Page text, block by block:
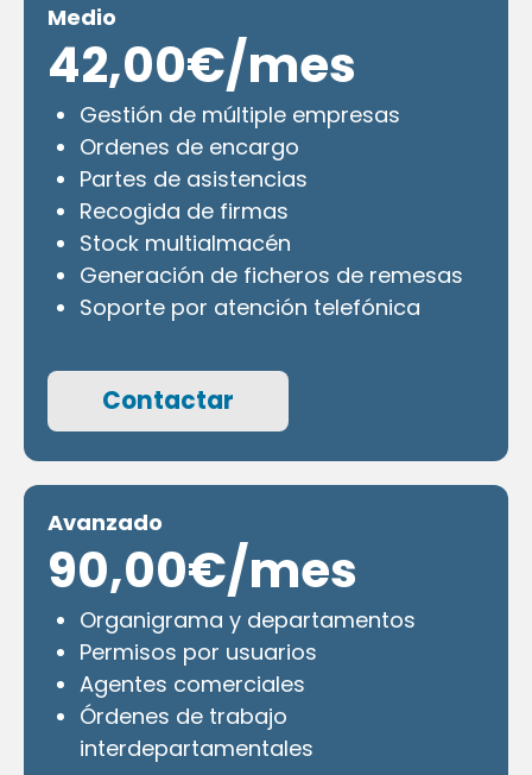
Medio
42,00€/mes
Gestión de múltiple empresas
Ordenes de encargo
Partes de asistencias
Recogida de firmas
Stock multialmacén
Generación de ficheros de remesas
Soporte por atención telefónica
Contactar
Avanzado
90,00€/mes
Organigrama y departamentos
Permisos por usuarios
Agentes comerciales
Órdenes de trabajo
interdepartamentales